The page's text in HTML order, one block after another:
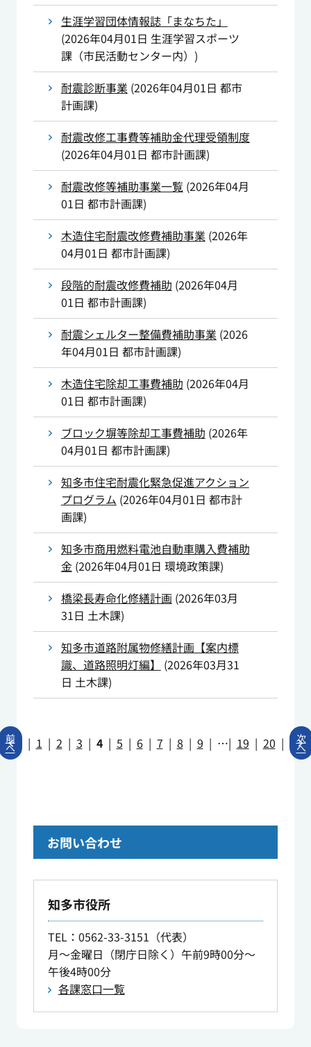
生涯学習団体情報誌「まなちた」
(2026年04月01日 生涯学習スポーツ
課（市民活動センター内） )
耐震診断事業 (2026年04月01日 都市
計画課)
耐震改修工事費等補助金代理受領制度
(2026年04月01日 都市計画課)
耐震改修等補助事業一覧(2026年04月
01日 都市計画課)
木造住宅耐震改修費補助事業 (2026年
04月01日 都市計画課)
段階的耐震改修費補助 (2026年04月
01日 都市計画課)
耐震シェルター整備費補助事業 (2026
年04月01日 都市計画課)
木造住宅除却工事費補助 (2026年04月
01日 都市計画課)
ブロック塀等除却工事費補助 (2026年
04月01日 都市計画課)
知多市住宅耐震化緊急促進アクション
プログラム (2026年04月01日 都市計
画課)
知多市商用燃料電池自動車購入費補助
金(2026年04月01日 環境政策課)
橋梁長寿命化修繕計画 (2026年03月
31日 土木課)
知多市道路附属物修繕計画【案内標
識、道路照明灯編】
(2026年03月31
日 土木課)
前
へ | 1 | 2 | 3 | 4 | 5 | 6 | 7 | 8 | 9 | || | 19 | 20 | 次
へ
お問い合わせ
知多市役所
TEL：0562-33-3151（代表）
月～金曜日（閉庁日除く）午前9時00分～
午後4時00分
各課窓口一覧